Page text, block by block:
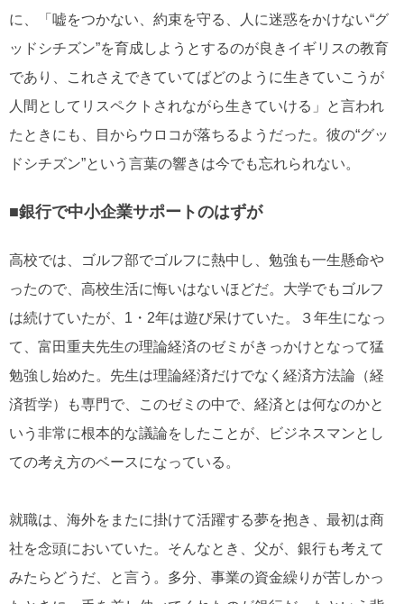
に、「嘘をつかない、約束を守る、人に迷惑をかけない“グ
ッドシチズン”を育成しようとするのが良きイギリスの教育
であり、これさえできていてばどのように生きていこうが
人間としてリスペクトされながら生きていける」と言われ
たときにも、目からウロコが落ちるようだった。彼の“グッ
ドシチズン”という言葉の響きは今でも忘れられない。
■銀行で中小企業サポートのはずが
高校では、ゴルフ部でゴルフに熱中し、勉強も一生懸命や
ったので、高校生活に悔いはないほどだ。大学でもゴルフ
は続けていたが、1・2年は遊び呆けていた。３年生になっ
て、富田重夫先生の理論経済のゼミがきっかけとなって猛
勉強し始めた。先生は理論経済だけでなく経済方法論（経
済哲学）も専門で、このゼミの中で、経済とは何なのかと
いう非常に根本的な議論をしたことが、ビジネスマンとし
ての考え方のベースになっている。
就職は、海外をまたに掛けて活躍する夢を抱き、最初は商
社を念頭においていた。そんなとき、父が、銀行も考えて
みたらどうだ、と言う。多分、事業の資金繰りが苦しかっ